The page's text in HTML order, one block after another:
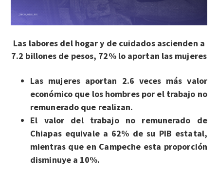
Las labores del hogar y de cuidados ascienden a
7.2 billones de pesos, 72% lo aportan las mujeres
Las mujeres aportan 2.6 veces más valor
económico que los hombres por el trabajo no
remunerado que realizan.
El valor del trabajo no remunerado de
Chiapas equivale a 62% de su PIB estatal,
mientras que en Campeche esta proporción
disminuye a 10%.